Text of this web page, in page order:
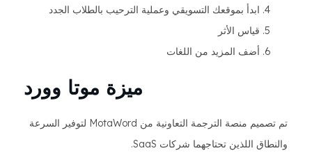
ابدأ بموقعك التسويقي وعملية الترحيب بالطلاب الجدد
قياس الأثر
أضف المزيد من اللغات
ميزة موتا وورد
تم تصميم منصة الترجمة التعاونية من MotaWord لتوفير السرعة
والنطاق اللذين تحتاجهما شركات SaaS.